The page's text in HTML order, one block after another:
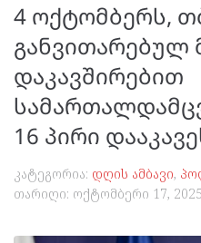
4 ოქტომბერს,
განვითარებულ
დაკავშირებით
16 პირი
კატეგორია: დღის ამბავი,
თარიღი: ოქტომბერი 17, 2025